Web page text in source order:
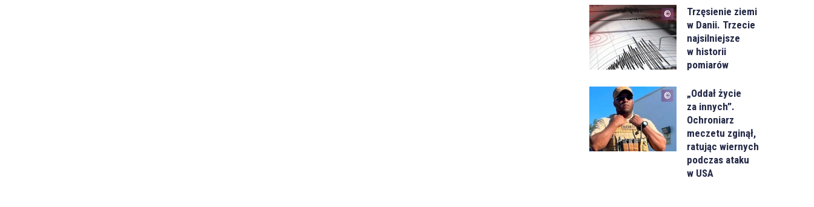
Trzęsienie ziemi
w Danii. Trzecie
najsilniejsze
w historii
pomiarów
„Oddał życie
za innych”.
Ochroniarz
meczetu zginął,
ratując wiernych
podczas ataku
w USA